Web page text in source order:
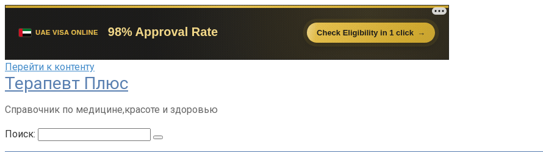
Перейти к контенту
Терапевт Плюс
Справочник по медицине,красоте и здоровью
Поиск: